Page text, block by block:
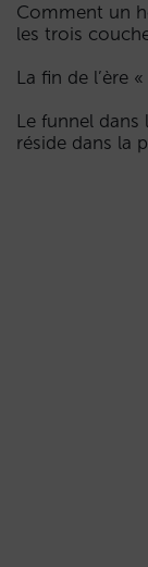
Comment un
les trois
La fin de l’ère
Le funnel dans
réside dans la